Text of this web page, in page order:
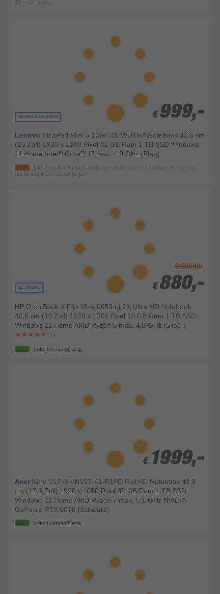
15 – 20 Tagen)
versandkostenfrei € 999,-
€ 999,-
Lenovo IdeaPad Slim 5 16IRH10 WUXGA Notebook 40,6 cm
(16 Zoll) 1920 x 1200 Pixel 32 GB Ram 1 TB SSD Windows
11 Home Intel® Core™ i7 max. 4,9 GHz (Blau)
Dieser Artikel ist nicht auf Lager und muss erst nachbestellt werden
(Lieferung in ca. 10-14 Tagen)
Video
€ 899,00
€ 880,-
€ 880,-
HP OmniBook X Flip 16-ar0653ng 2K Ultra HD Notebook
40,6 cm (16 Zoll) 1920 x 1200 Pixel 16 GB Ram 1 TB SSD
Windows 11 Home AMD Ryzen 5 max. 4,8 GHz (Silber)
(1)
sofort versandfertig
€ 1999,-
€ 1999,-
Acer Nitro V17 AI ANV17-41-R1PD Full HD Notebook 43,9
cm (17.3 Zoll) 1920 x 1080 Pixel 32 GB Ram 1 TB SSD
Windows 11 Home AMD Ryzen 7 max. 5,1 GHz NVIDIA
GeForce RTX 5070 (Schwarz)
sofort versandfertig